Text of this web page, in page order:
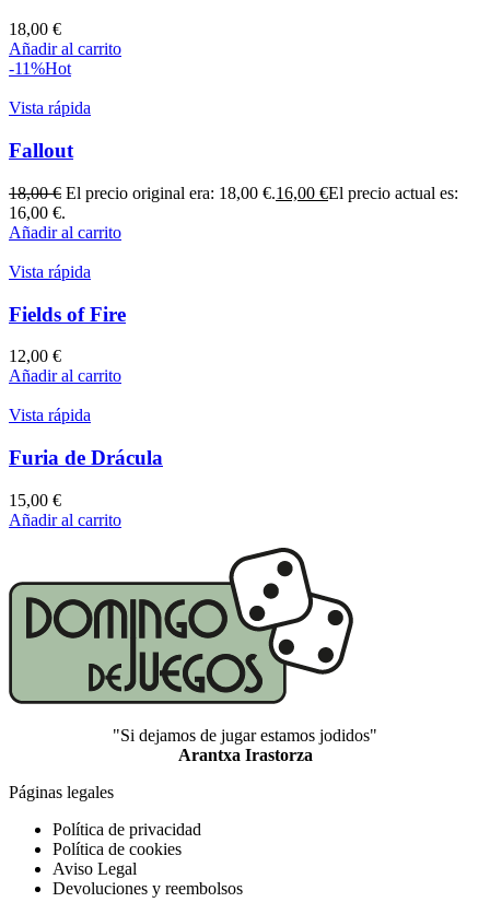
18,00 €
Añadir al carrito
-11%Hot
Vista rápida
Fallout
18,00€ El precio original era: 18,00 €.16,00 €El precio actual es:
16,00 €.
Añadir al carrito
Vista rápida
Fields of Fire
12,00 €
Añadir al carrito
Vista rápida
Furia de Drácula
15,00 €
Añadir al carrito
"Si dejamos de jugar estamos jodidos"
Arantxa Irastorza
Páginas legales
Política de privacidad
Política de cookies
Aviso Legal
Devoluciones y reembolsos